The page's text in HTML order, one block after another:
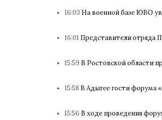
16:03 На военной базе ЮВО
16:01 Представители отряда
15:59 В Ростовской области
15:58 В Адыгее гости форума
15:56 В ходе проведения